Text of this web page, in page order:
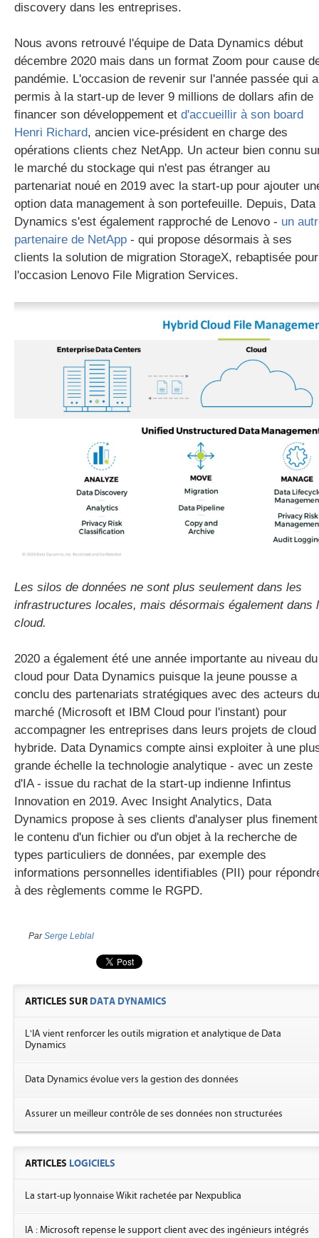
discovery dans les entreprises.
Nous avons retrouvé l'équipe de Data Dynamics début
décembre 2020 mais dans un format Zoom pour cause
pandémie. L'occasion de revenir sur l'année passée qui a
permis à la start-up de lever 9 millions de dollars afin de
financer son développement et d'accueillir à son board
Henri Richard, ancien vice-président en charge des
opérations clients chez NetApp. Un acteur bien connu
le marché du stockage qui n'est pas étranger au
partenariat noué en 2019 avec la start-up pour ajouter
option data management à son portefeuille. Depuis, Data
Dynamics s'est également rapproché de Lenovo - un
partenaire de NetApp - qui propose désormais à ses
clients la solution de migration StorageX, rebaptisée pour
l'occasion Lenovo File Migration Services.
Les silos de données ne sont plus seulement dans les
infrastructures locales, mais désormais également dans
cloud.
2020 a également été une année importante au niveau du
cloud pour Data Dynamics puisque la jeune pousse a
conclu des partenariats stratégiques avec des acteurs du
marché (Microsoft et IBM Cloud pour l'instant) pour
accompagner les entreprises dans leurs projets de cloud
hybride. Data Dynamics compte ainsi exploiter à une
grande échelle la technologie analytique - avec un zeste
d'IA - issue du rachat de la start-up indienne Infintus
Innovation en 2019. Avec Insight Analytics, Data
Dynamics propose à ses clients d'analyser plus finement
le contenu d'un fichier ou d'un objet à la recherche de
types particuliers de données, par exemple des
informations personnelles identifiables (PII) pour
à des règlements comme le RGPD.
ParSerge Leblal
ARTICLES SUR DATA DYNAMICS
L'IA vient renforcer les outils migration et analytique de Data
Dynamics
Data Dynamics évolue vers la gestion des données
Assurer un meilleur contrôle de ses données non structurées
ARTICLES LOGICIELS
La start-up lyonnaise Wikit rachetée par Nexpublica
IA : Microsoft repense le support client avec des ingénieurs intégrés